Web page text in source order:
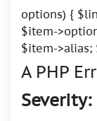
options) {
$item-
$item->alias;
A PHP